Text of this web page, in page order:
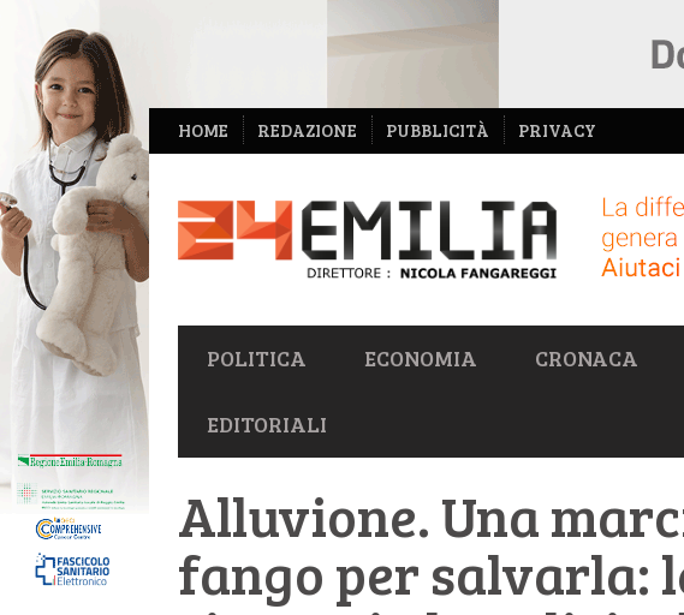
NAVIGAZIONE
SECONDARIA
HOME REDAZIONE PUBBLICITÀ PRIVACY
NAVIGAZIONE
PRIMARIA
POLITICA ECONOMIA CRONACA
EDITORIALI
Alluvione. Una
fango per salvarla: